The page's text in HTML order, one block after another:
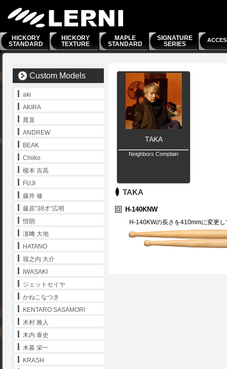
HICKORY
STANDARD
HICKORY
TEXTURE
MAPLE
STANDARD
SIGNATURE
SERIES
TAKA
Neighbors Complain
TAKA
H-140KNW
H-140KWの長さを410mmに変更
Custom Models
aki
AKIRA
晁直
ANDREW
BEAK
Chiiko
榎本 吉高
FUJI
藤井 修
藤原”38才”広明
悟朗
濵﨑 大地
HATANO
堀之内 大介
IWASAKI
ジェットセイヤ
かねこなつき
KENTARO SASAMORI
木村 雅人
木内 泰史
木暮 栄一
KRASH